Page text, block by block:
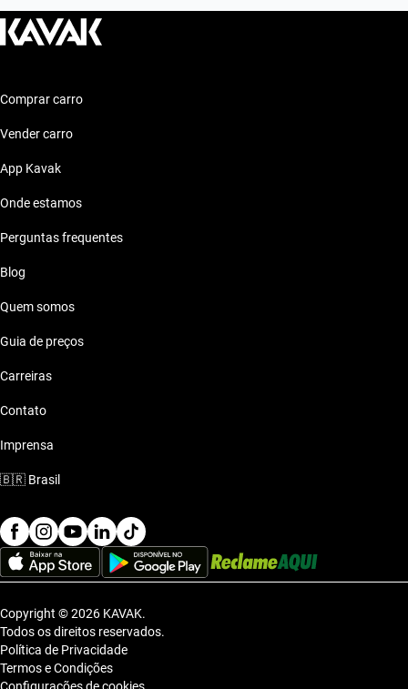
Comprar carro
Vender carro
App Kavak
Onde estamos
Perguntas frequentes
Blog
Quem somos
Guia de preços
Carreiras
Contato
Imprensa
🇧🇷 Brasil
Copyright © 2026 KAVAK.
Todos os direitos reservados.
Política de Privacidade
Termos e Condições